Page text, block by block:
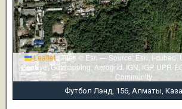
Leaflet|Tiles © Esri — Source: Esri, i-cubed,
GeoEye, Getmapping, Aerogrid, IGN, IGP, UPR-
Community
Футбол Лэнд, 156, Алматы,